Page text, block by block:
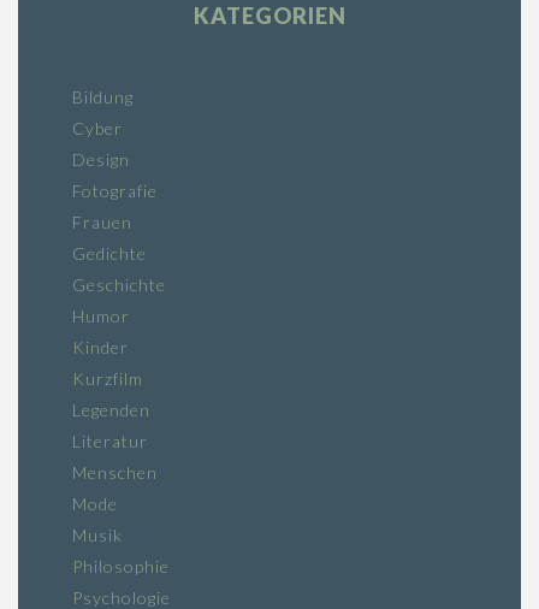
KATEGORIEN
Bildung
Cyber
Design
Fotografie
Frauen
Gedichte
Geschichte
Humor
Kinder
Kurzfilm
Legenden
Literatur
Menschen
Mode
Musik
Philosophie
Psychologie